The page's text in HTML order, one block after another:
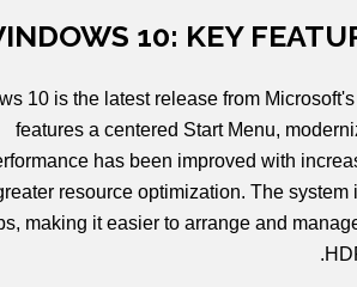
10: KEY
10 is the latest release from
features a centered Start Menu,
has been improved with
resource optimization. The
making it easier to arrange and